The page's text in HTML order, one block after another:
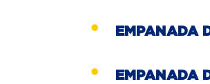
EMPANADA
EMPANADA